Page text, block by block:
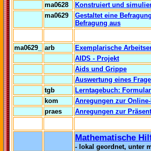
ma0628
Konstruiert und
ma0629
Gestaltet eine
Befragung aus
ma0629_
arb
Exemplarische
AIDS - Projekt
Aids und Grippe
Auswertung eines
tgb
Lerntagebuch:
kom
Anregungen zur
praes
Anregungen zur
Mathematische
- lokal geordnet, unter